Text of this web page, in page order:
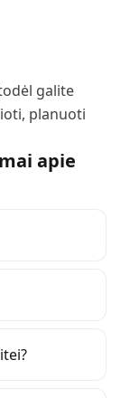
galite
planuoti
apie